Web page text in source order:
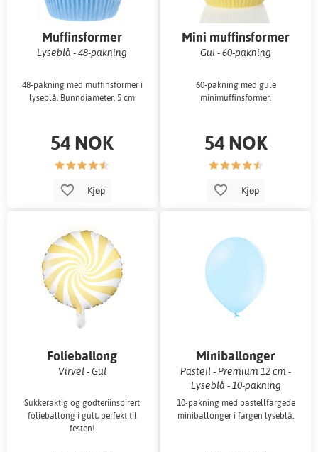
Muffinsformer
Lyseblå - 48-pakning
48-pakning med muffinsformer i
lyseblå. Bunndiameter. 5 cm
54 NOK
Kjøp
Mini muffinsformer
Gul - 60-pakning
60-pakning med gule
minimuffinsformer.
54 NOK
Kjøp
Folieballong
Virvel - Gul
Sukkeraktig og godteriinspirert
folieballong i gult, perfekt til
festen!
Miniballonger
Pastell - Premium 12 cm -
Lyseblå - 10-pakning
10-pakning med pastellfargede
miniballonger i fargen lyseblå.